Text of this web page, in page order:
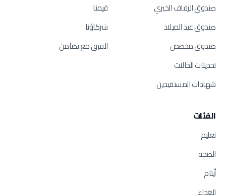
صندوق الزفاف الخيري
صندوق عيد الميلاد
صندوق مخصص
تحديثات الحالات
شهادات المستفيدين
قيمنا
شركاؤنا
الفرق مع تضامن
الفئات
تعليم
الصحة
أيتام
الغذاء